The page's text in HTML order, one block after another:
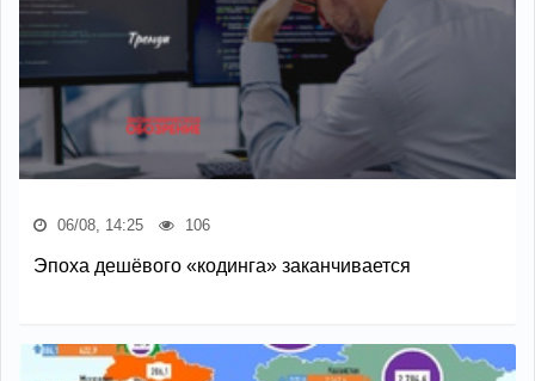
06/08, 14:25 106
Эпоха дешёвого «кодинга» заканчивается